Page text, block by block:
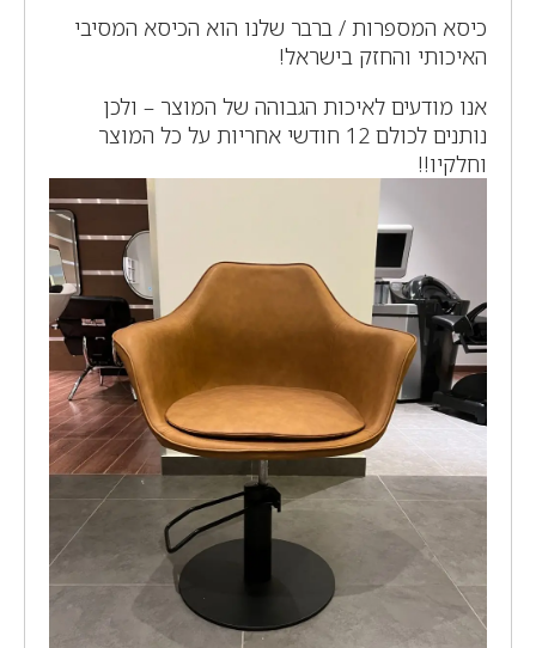
כיסא המספרות / ברבר שלנו הוא הכיסא המסיבי
האיכותי והחזק בישראל!
אנו מודעים לאיכות הגבוהה של המוצר – ולכן
נותנים לכולם 12 חודשי אחריות על כל המוצר
וחלקיו!!